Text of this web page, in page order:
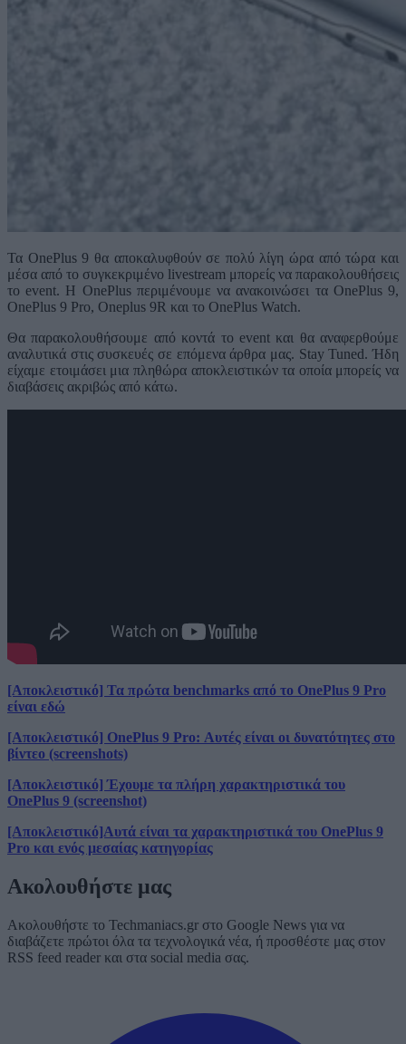
Τα OnePlus 9 θα αποκαλυφθούν σε πολύ λίγη ώρα από τώρα και
μέσα από το συγκεκριμένο livestream μπορείς να παρακολουθήσεις
το event. Η OnePlus περιμένουμε να ανακοινώσει τα OnePlus 9,
OnePlus 9 Pro, Oneplus 9R και το OnePlus Watch.
Θα παρακολουθήσουμε από κοντά το event και θα αναφερθούμε
αναλυτικά στις συσκευές σε επόμενα άρθρα μας. Stay Tuned. Ήδη
είχαμε ετοιμάσει μια πληθώρα αποκλειστικών τα οποία μπορείς να
διαβάσεις ακριβώς από κάτω.
[Αποκλειστικό] Τα πρώτα benchmarks από το OnePlus 9 Pro
είναι εδώ
[Αποκλειστικό] OnePlus 9 Pro: Αυτές είναι οι δυνατότητες στο
βίντεο (screenshots)
[Αποκλειστικό] Έχουμε τα πλήρη χαρακτηριστικά του
OnePlus 9 (screenshot)
[Αποκλειστικό]Αυτά είναι τα χαρακτηριστικά του OnePlus 9
Pro και ενός μεσαίας κατηγορίας
Ακολουθήστε μας
Ακολουθήστε το Techmaniacs.gr στο Google News για να
διαβάζετε πρώτοι όλα τα τεχνολογικά νέα, ή προσθέστε μας στον
RSS feed reader και στα social media σας.